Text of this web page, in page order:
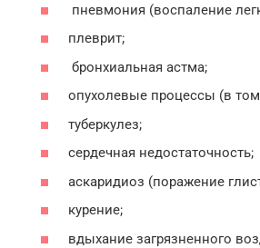
пневмония (воспаление
плеврит;
бронхиальная астма;
опухолевые процессы (в том
туберкулез;
сердечная недостаточность;
аскаридиоз (поражение
курение;
вдыхание загрязненного